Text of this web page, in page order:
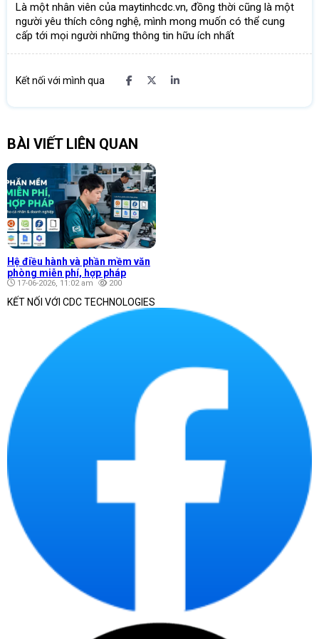
Là một nhân viên của maytinhcdc.vn, đồng thời cũng là một
người yêu thích công nghệ, mình mong muốn có thể cung
cấp tới mọi người những thông tin hữu ích nhất
Kết nối với mình qua
BÀI VIẾT LIÊN QUAN
Hệ điều hành và phần mềm văn
phòng miễn phí, hợp pháp
17-06-2026, 11:02 am 200
KẾT NỐI VỚI CDC TECHNOLOGIES